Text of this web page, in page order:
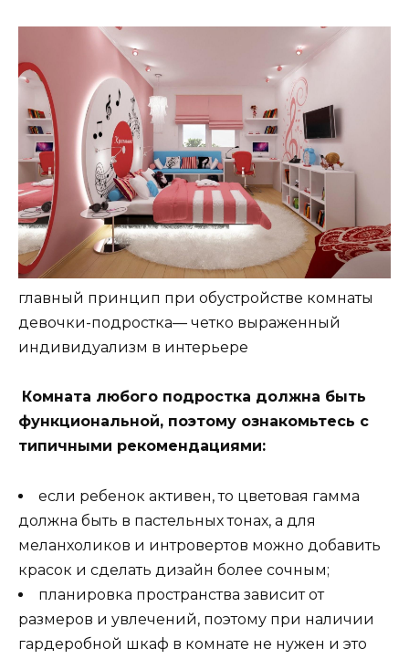
главный принцип при обустройстве комнаты
девочки-подростка— четко выраженный
индивидуализм в интерьере
Комната любого подростка должна быть
функциональной, поэтому ознакомьтесь с
типичными рекомендациями:
если ребенок активен, то цветовая гамма
должна быть в пастельных тонах, а для
меланхоликов и интровертов можно добавить
красок и сделать дизайн более сочным;
планировка пространства зависит от
размеров и увлечений, поэтому при наличии
гардеробной шкаф в комнате не нужен и это